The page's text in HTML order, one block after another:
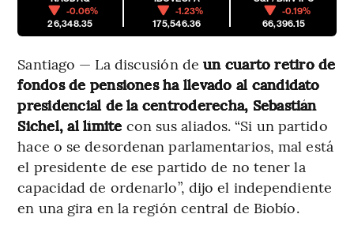
-0.06%
26,348.35
-1.23%
175,546.36
-0.19%
66,396.15
Santiago — La discusión deun cuarto retiro de
fondos de pensiones ha llevado al candidato
presidencial de la centroderecha, Sebastián
Sichel, al límite con sus aliados. “Si un partido
hace o se desordenan parlamentarios, mal está
el presidente de ese partido de no tener la
capacidad de ordenarlo”, dijo el independiente
en una gira en la región central de Biobío.